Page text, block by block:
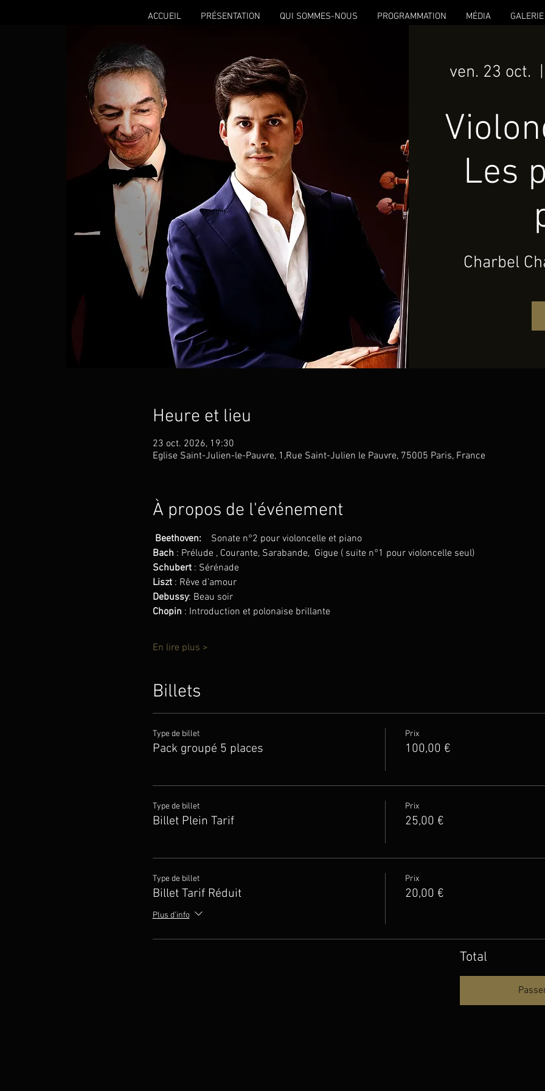
ACCUEIL PRÉSENTATION QUI SOMMES-NOUS PROGRAMMATION MÉDIA GALERIE
ven. 23 oct.
  |
Les
Charbel
Heure et lieu
23 oct. 2026, 19:30
Eglise Saint-Julien-le-Pauvre, 1,Rue Saint-Julien le Pauvre, 75005 Paris, France
À propos de l'événement
Beethoven:
Sonate n°2 pour violoncelle et piano
Bach : Prélude , Courante, Sarabande,  Gigue ( suite n°1 pour violoncelle seul)
Schubert : Sérénade
Liszt : Rêve d’amour
Debussy: Beau soir
Chopin : Introduction et polonaise brillante
En lire plus >
Billets
Type de billet
Pack groupé 5 places
Prix
100,00 €
Type de billet
Billet Plein Tarif
Prix
25,00 €
Type de billet
Billet Tarif Réduit
Plus d'info
Prix
20,00 €
Total